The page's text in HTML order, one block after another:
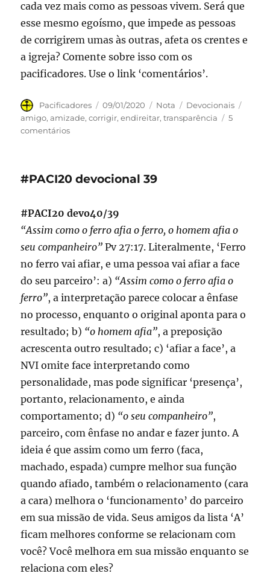
cada vez mais como as pessoas vivem. Será que
esse mesmo egoísmo, que impede as pessoas
de corrigirem umas às outras, afeta os crentes e
a igreja? Comente sobre isso com os
pacificadores. Use o link ‘comentários’.
Autor
Pacificadores
Publicado
em
09/01/2020 Formato
Nota Categorias
Devocionais
amigo,amizade,corrigir,endireitar,transparência
5
comentáriosem
#PACI20 devocional 39
#PACI20 devo40/39
“Assim como o ferro afia o ferro, o homem afia o
seu companheiro”Pv 27:17. Literalmente, ‘Ferro
no ferro vai afiar, e uma pessoa vai afiar a face
do seu parceiro’: a) “Assim como o ferro afia o
ferro”, a interpretação parece colocar a ênfase
no processo, enquanto o original aponta para o
resultado; b) “o homem afia”, a preposição
acrescenta outro resultado; c) ‘afiar a face’, a
NVI omite face interpretando como
personalidade, mas pode significar ‘presença’,
portanto, relacionamento, e ainda
comportamento; d) “o seu companheiro”,
parceiro, com ênfase no andar e fazer junto. A
ideia é que assim como um ferro (faca,
machado, espada) cumpre melhor sua função
quando afiado, também o relacionamento (cara
a cara) melhora o ‘funcionamento’ do parceiro
em sua missão de vida. Seus amigos da lista ‘A’
ficam melhores conforme se relacionam com
você? Você melhora em sua missão enquanto se
relaciona com eles?